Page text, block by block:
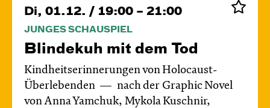
Di, 01.12. / 19:00 – 21:00
JUNGES SCHAUSPIEL
Blinde­kuh mit dem Tod
Kindheitserinnerungen von Holocaust-
Überlebenden
nach der Graphic Novel
von Anna Yamchuk, Mykola Kuschnir,